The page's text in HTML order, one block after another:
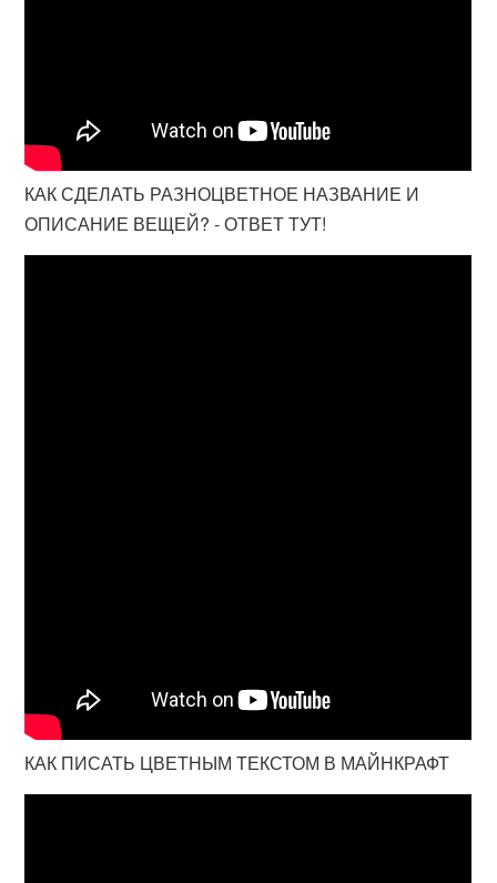
КАК СДЕЛАТЬ РАЗНОЦВЕТНОЕ НАЗВАНИЕ И
ОПИСАНИЕ ВЕЩЕЙ? - ОТВЕТ ТУТ!
КАК ПИСАТЬ ЦВЕТНЫМ ТЕКСТОМ В МАЙНКРАФТ